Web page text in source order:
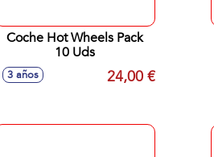
Coche Hot Wheels Pack
10 Uds
3 años 24,00 €